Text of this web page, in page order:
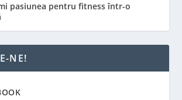
pasiunea pentru fitness într-o
NE!